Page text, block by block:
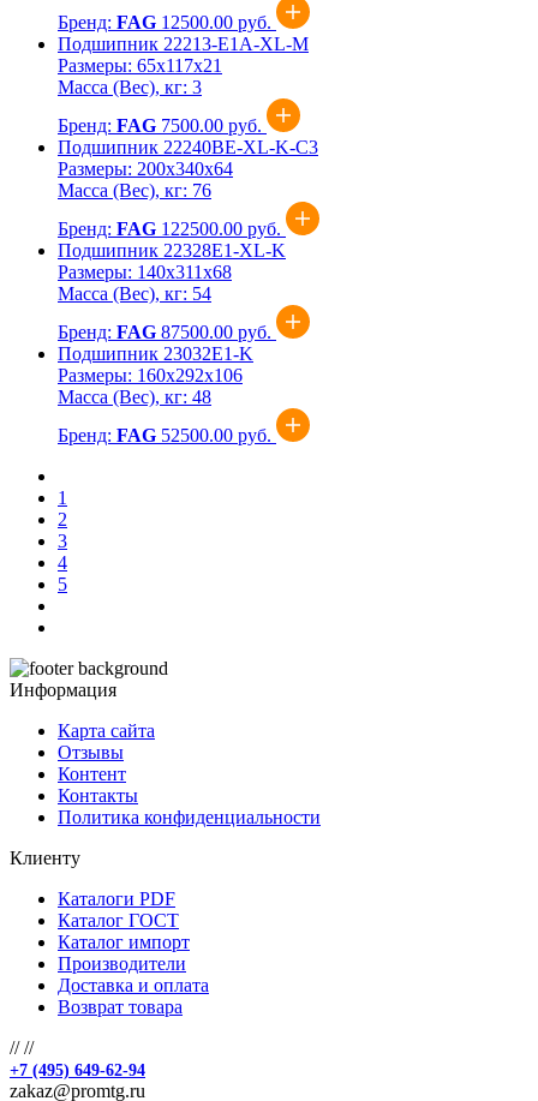
Бренд: FAG 12500.00 руб.
Подшипник 22213-E1A-XL-M
Размеры: 65x117x21
Масса (Вес), кг: 3
Бренд: FAG 7500.00 руб.
Подшипник 22240BE-XL-K-C3
Размеры: 200x340x64
Масса (Вес), кг: 76
Бренд: FAG 122500.00 руб.
Подшипник 22328E1-XL-K
Размеры: 140x311x68
Масса (Вес), кг: 54
Бренд: FAG 87500.00 руб.
Подшипник 23032Е1-K
Размеры: 160x292x106
Масса (Вес), кг: 48
Бренд: FAG 52500.00 руб.
1
2
3
4
5
Информация
Карта сайта
Отзывы
Контент
Контакты
Политика конфиденциальности
Клиенту
Каталоги PDF
Каталог ГОСТ
Каталог импорт
Производители
Доставка и оплата
Возврат товара
////
+7 (495) 649-62-94
zakaz@promtg.ru